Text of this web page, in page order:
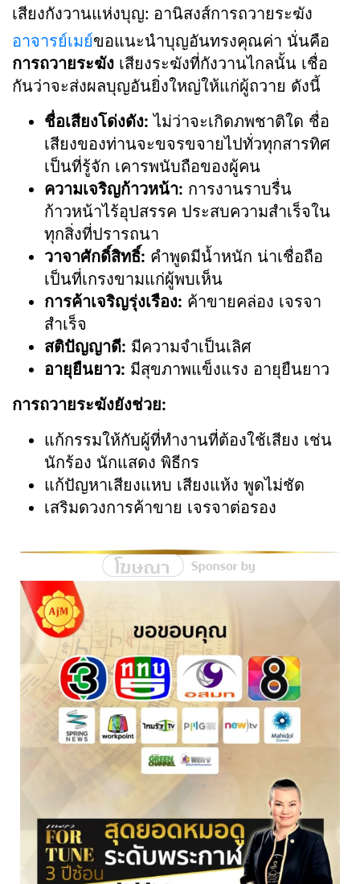
เสียงกังวานแห่งบุญ: อานิสงส์การถวายระฆัง
อาจารย์เมย์ขอแนะนำบุญอันทรงคุณค่า นั่นคือ
การถวายระฆัง เสียงระฆังที่กังวานไกลนั้น เชื่อ
กันว่าจะส่งผลบุญอันยิ่งใหญ่ให้แก่ผู้ถวาย ดังนี้
ชื่อเสียงโด่งดัง: ไม่ว่าจะเกิดภพชาติใด ชื่อ
เสียงของท่านจะขจรขจายไปทั่วทุกสารทิศ
เป็นที่รู้จัก เคารพนับถือของผู้คน
ความเจริญก้าวหน้า: การงานราบรื่น
ก้าวหน้าไร้อุปสรรค ประสบความสำเร็จใน
ทุกสิ่งที่ปรารถนา
วาจาศักดิ์สิทธิ์: คำพูดมีน้ำหนัก น่าเชื่อถือ
เป็นที่เกรงขามแก่ผู้พบเห็น
การค้าเจริญรุ่งเรือง: ค้าขายคล่อง เจรจา
สำเร็จ
สติปัญญาดี: มีความจำเป็นเลิศ
อายุยืนยาว: มีสุขภาพแข็งแรง อายุยืนยาว
การถวายระฆังยังช่วย:
แก้กรรมให้กับผู้ที่ทำงานที่ต้องใช้เสียง เช่น
นักร้อง นักแสดง พิธีกร
แก้ปัญหาเสียงแหบ เสียงแห้ง พูดไม่ชัด
เสริมดวงการค้าขาย เจรจาต่อรอง